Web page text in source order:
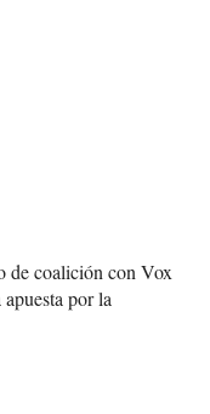
de coalición con Vox
por la